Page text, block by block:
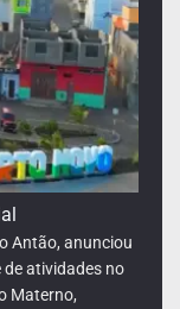
Primo
e
da semana,